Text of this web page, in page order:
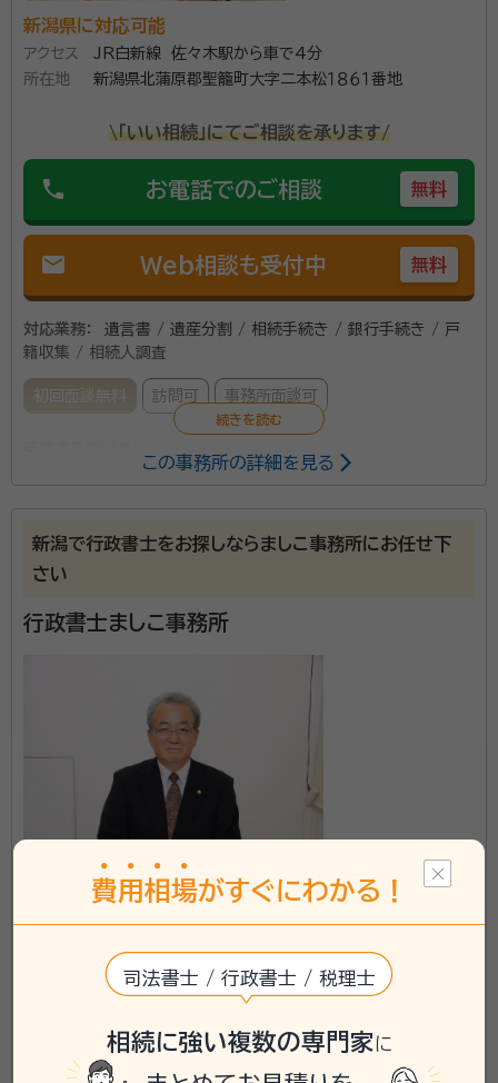
新潟県に対応可能
アクセス
JR白新線 佐々木駅から車で4分
所在地
新潟県北蒲原郡聖籠町大字二本松１８６１番地
\「いい相続」にてご相談を承ります/
phone お電話でのご相談 無料
mail Web相談も受付中 無料
対応業務：
遺言書 / 遺産分割 / 相続手続き / 銀行手続き / 戸
籍収集 / 相続人調査
初回面談無料 訪問可 事務所面談可
資格等：行政書士
所属団体：
この事務所の詳細を見る
新潟で行政書士をお探しならましこ事務所にお任せ下
さい
行政書士ましこ事務所
新潟県に対応可能
新発田駅 車で4分
所在地
新潟県新発田市東新町2丁目3番28号
\「いい相続」にてご相談を承ります/
お電話でのご相談
費用 相場がすぐにわかる！
司法書士 / 行政書士 / 税理士
相続に強い複数の専門家に